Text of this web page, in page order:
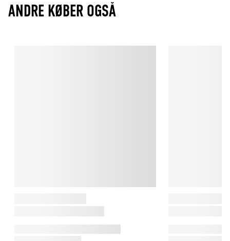
ANDRE KØBER OGSÅ